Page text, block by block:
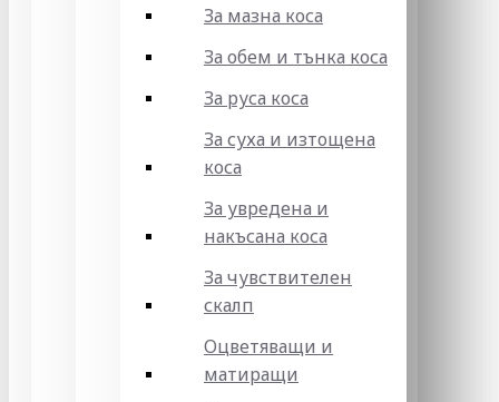
За мазна коса
За обем и тънка коса
За руса коса
За суха и изтощена
коса
За увредена и
накъсана коса
За чувствителен
скалп
Оцветяващи и
матиращи